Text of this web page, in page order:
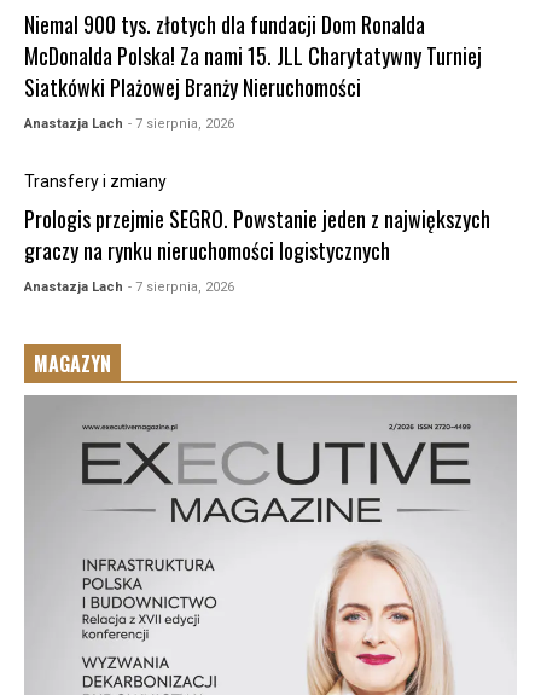
Niemal 900 tys. złotych dla fundacji Dom Ronalda
McDonalda Polska! Za nami 15. JLL Charytatywny Turniej
Siatkówki Plażowej Branży Nieruchomości
Anastazja Lach - 7 sierpnia, 2026
Transfery i zmiany
Prologis przejmie SEGRO. Powstanie jeden z największych
graczy na rynku nieruchomości logistycznych
Anastazja Lach - 7 sierpnia, 2026
MAGAZYN